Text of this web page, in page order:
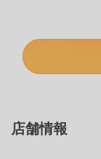
店舗情報